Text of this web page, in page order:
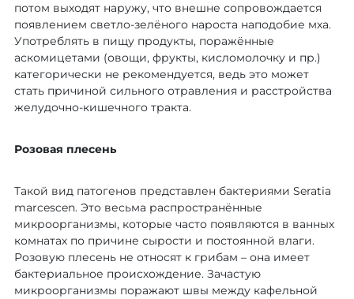
потом выходят наружу, что внешне сопровождается
появлением светло-зелёного нароста наподобие мха.
Употреблять в пищу продукты, поражённые
аскомицетами (овощи, фрукты, кисломолочку и пр.)
категорически не рекомендуется, ведь это может
стать причиной сильного отравления и расстройства
желудочно-кишечного тракта.
Розовая плесень
Такой вид патогенов представлен бактериями Seratia
marcescen. Это весьма распространённые
микроорганизмы, которые часто появляются в ванных
комнатах по причине сырости и постоянной влаги.
Розовую плесень не относят к грибам – она имеет
бактериальное происхождение. Зачастую
микроорганизмы поражают швы между кафельной